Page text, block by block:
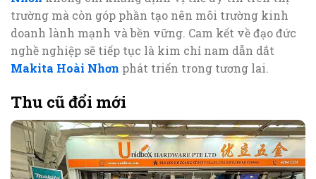
trường mà còn góp phần tạo nên môi trường kinh
doanh lành mạnh và bền vững. Cam kết về đạo đức
nghề nghiệp sẽ tiếp tục là kim chỉ nam dẫn dắt
Makita Hoài Nhơn phát triển trong tương lai.
Thu cũ đổi mới